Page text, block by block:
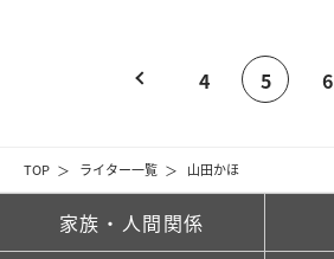
TOP ライター一覧 山田かほ
4 5 6
家族・人間関係